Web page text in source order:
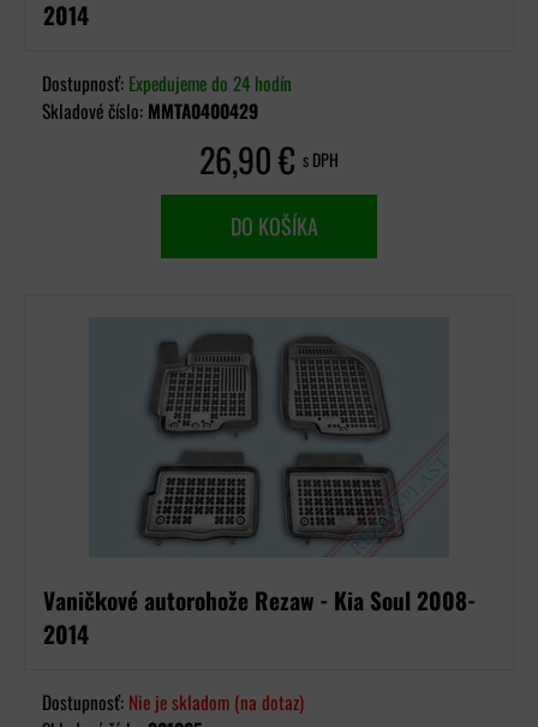
2014
Dostupnosť: Expedujeme do 24 hodín
Skladové číslo: MMTA0400429
26,90 € s DPH
DO KOŠÍKA
Vaničkové autorohože Rezaw - Kia Soul 2008-
2014
Dostupnosť: Nie je skladom (na dotaz)